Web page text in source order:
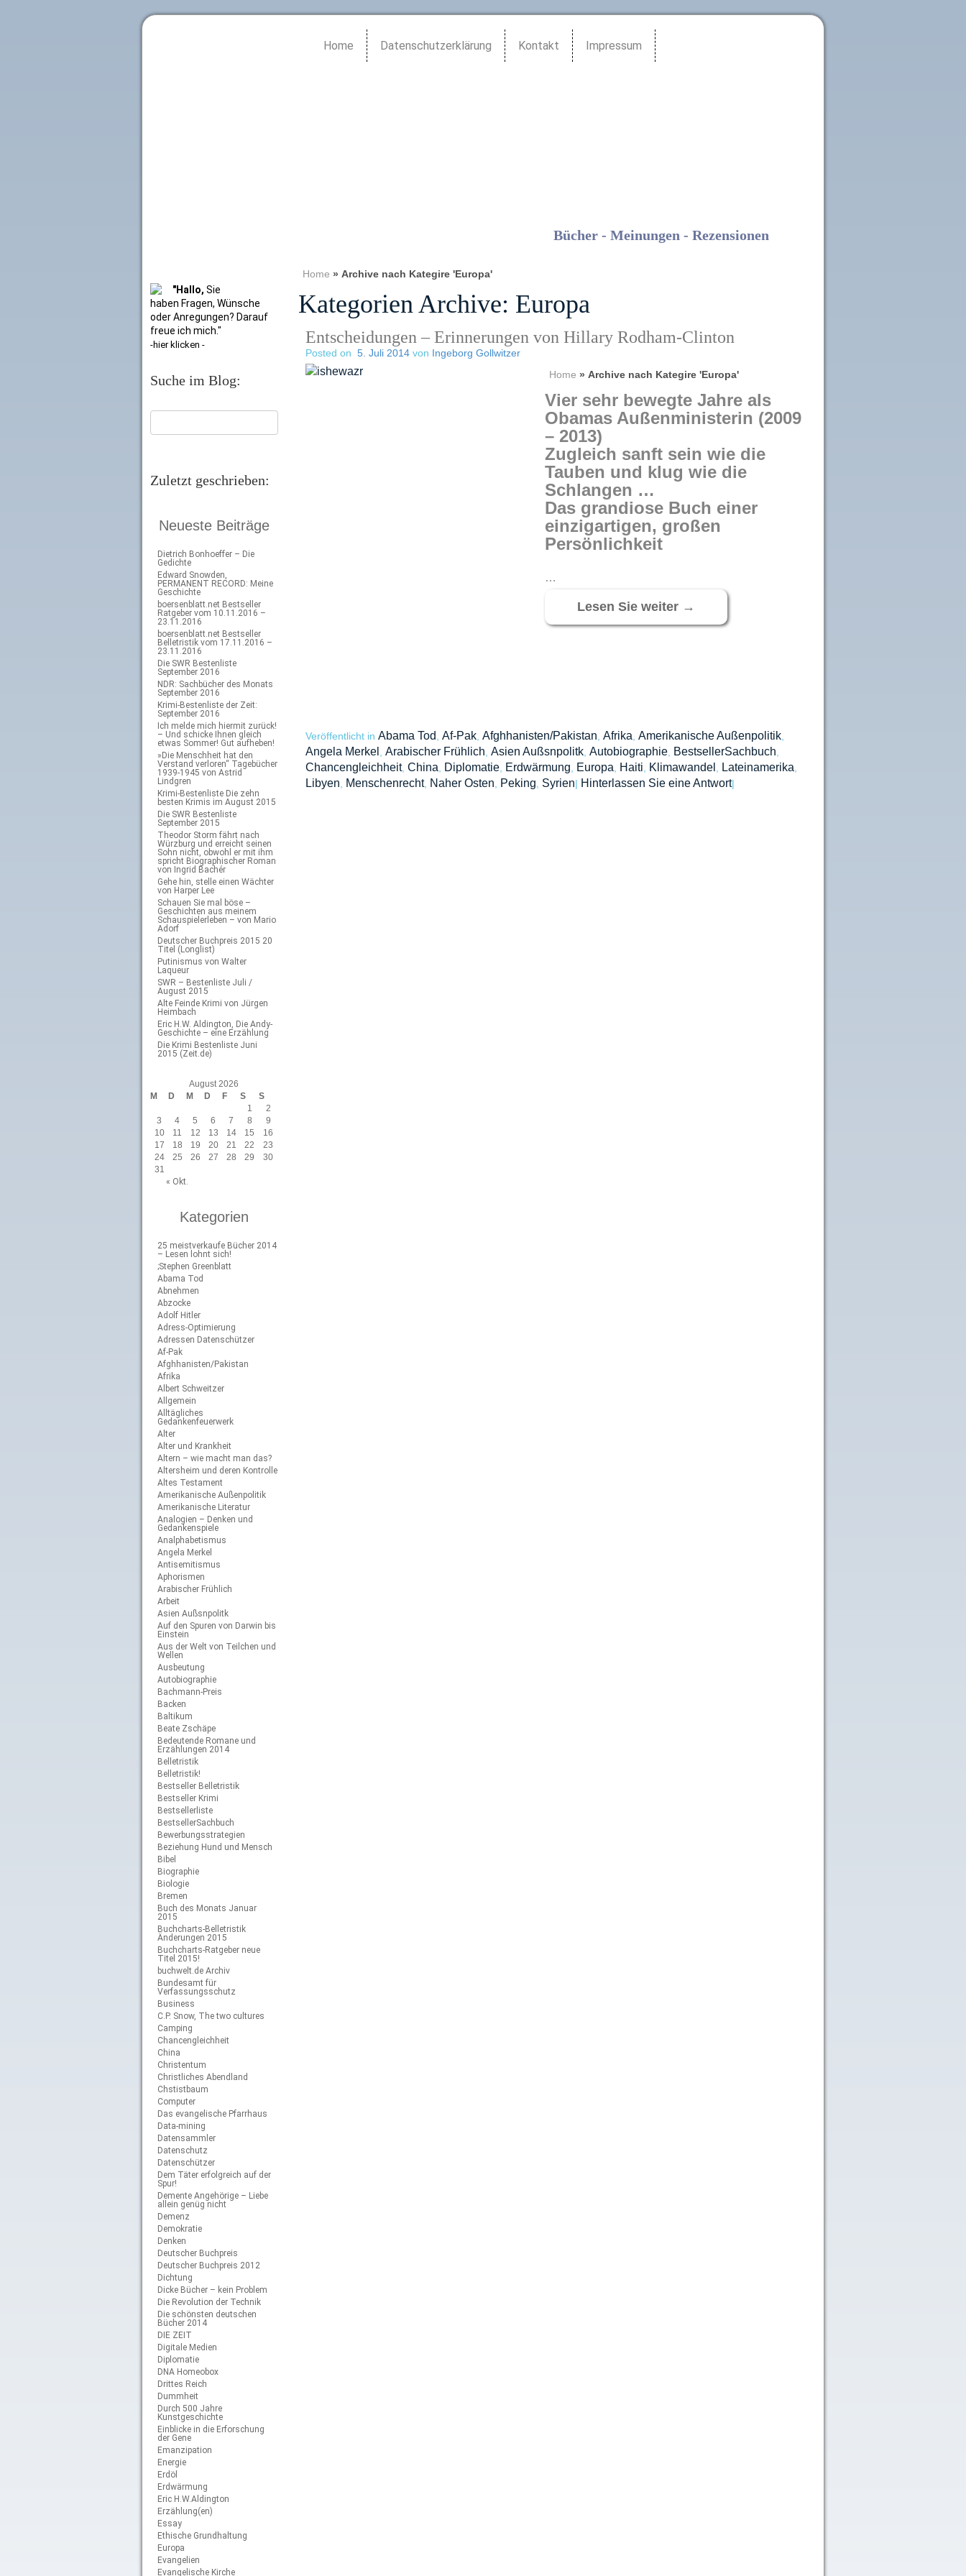
Home Datenschutzerklärung Kontakt Impressum
Bücher - Meinungen - Rezensionen
"Hallo, Sie
haben Fragen, Wünsche
oder Anregungen? Darauf
freue ich mich."
-hier klicken -
Suche im Blog:
Zuletzt geschrieben:
Neueste Beiträge
Dietrich Bonhoeffer – Die
Gedichte
Edward Snowden,
PERMANENT RECORD: Meine
Geschichte
boersenblatt.net Bestseller
Ratgeber vom 10.11.2016 –
23.11.2016
boersenblatt.net Bestseller
Belletristik vom 17.11.2016 –
23.11.2016
Die SWR Bestenliste
September 2016
NDR: Sachbücher des Monats
September 2016
Krimi-Bestenliste der Zeit:
September 2016
Ich melde mich hiermit zurück!
– Und schicke Ihnen gleich
etwas Sommer! Gut aufheben!
»Die Menschheit hat den
Verstand verloren“ Tagebücher
1939-1945 von Astrid
Lindgren
Krimi-Bestenliste Die zehn
besten Krimis im August 2015
Die SWR Bestenliste
September 2015
Theodor Storm fährt nach
Würzburg und erreicht seinen
Sohn nicht, obwohl er mit ihm
spricht Biographischer Roman
von Ingrid Bachér
Gehe hin, stelle einen Wächter
von Harper Lee
Schauen Sie mal böse –
Geschichten aus meinem
Schauspielerleben – von Mario
Adorf
Deutscher Buchpreis 2015 20
Titel (Longlist)
Putinismus von Walter
Laqueur
SWR – Bestenliste Juli /
August 2015
Alte Feinde Krimi von Jürgen
Heimbach
Eric H.W. Aldington, Die Andy-
Geschichte – eine Erzählung
Die Krimi Bestenliste Juni
2015 (Zeit.de)
August 2026
M
D M D F S S
« Okt.
1
2
3
4 5 6 7 8
9
10
11 12 13 14 15
16
17
18 19 20 21 22
23
24
25 26 27 28 29
30
31
Kategorien
25 meistverkaufe Bücher 2014
– Lesen lohnt sich!
;Stephen Greenblatt
Abama Tod
Abnehmen
Abzocke
Adolf Hitler
Adress-Optimierung
Adressen Datenschützer
Af-Pak
Afghhanisten/Pakistan
Afrika
Albert Schweitzer
Allgemein
Alltägliches
Gedankenfeuerwerk
Alter
Alter und Krankheit
Altern – wie macht man das?
Altersheim und deren Kontrolle
Altes Testament
Amerikanische Außenpolitik
Amerikanische Literatur
Analogien – Denken und
Gedankenspiele
Analphabetismus
Angela Merkel
Antisemitismus
Aphorismen
Arabischer Frühlich
Arbeit
Asien Außsnpolitk
Auf den Spuren von Darwin bis
Einstein
Aus der Welt von Teilchen und
Wellen
Ausbeutung
Autobiographie
Bachmann-Preis
Backen
Baltikum
Beate Zschäpe
Bedeutende Romane und
Erzählungen 2014
Belletristik
Belletristik!
Bestseller Belletristik
Bestseller Krimi
Bestsellerliste
BestsellerSachbuch
Bewerbungsstrategien
Beziehung Hund und Mensch
Bibel
Biographie
Biologie
Bremen
Buch des Monats Januar
2015
Buchcharts-Belletristik
Änderungen 2015
Buchcharts-Ratgeber neue
Titel 2015!
buchwelt.de Archiv
Bundesamt für
Verfassungsschutz
Business
C.P. Snow, The two cultures
Camping
Chancengleichheit
China
Christentum
Christliches Abendland
Chstistbaum
Computer
Das evangelische Pfarrhaus
Data-mining
Datensammler
Datenschutz
Datenschützer
Dem Täter erfolgreich auf der
Spur!
Demente Angehörige – Liebe
allein genüg nicht
Demenz
Demokratie
Denken
Deutscher Buchpreis
Deutscher Buchpreis 2012
Dichtung
Dicke Bücher – kein Problem
Die Revolution der Technik
Die schönsten deutschen
Bücher 2014
DIE ZEIT
Digitale Medien
Diplomatie
DNA Homeobox
Drittes Reich
Dummheit
Durch 500 Jahre
Kunstgeschichte
Einblicke in die Erforschung
der Gene
Emanzipation
Energie
Erdöl
Erdwärmung
Eric H.W.Aldington
Erzählung(en)
Essay
Ethische Grundhaltung
Europa
Evangelien
Evangelische Kirche
Home » Archive nach Kategire 'Europa'
Kategorien Archive: Europa
Entscheidungen – Erinnerungen von Hillary Rodham-Clinton
Posted on 5. Juli 2014von Ingeborg Gollwitzer
Home » Archive nach Kategire 'Europa'
Vier sehr bewegte Jahre als
Obamas Außenministerin (2009
– 2013)
Zugleich sanft sein wie die
Tauben und klug wie die
Schlangen …
Das grandiose Buch einer
einzigartigen, großen
Persönlichkeit
…
Lesen Sie weiter →
Veröffentlicht in Abama Tod Af-Pak, Afghhanisten/Pakistan Afrika Amerikanische Außenpolitik,
Angela Merkel Arabischer Frühlich Asien Außsnpolitk, Autobiographie, BestsellerSachbuch
Chancengleichheit, China Diplomatie, Erdwärmung Europa Haiti Klimawandel Lateinamerika
Libyen Menschenrecht, Naher Osten Peking Syrien| Hinterlassen Sie eine Antwort|